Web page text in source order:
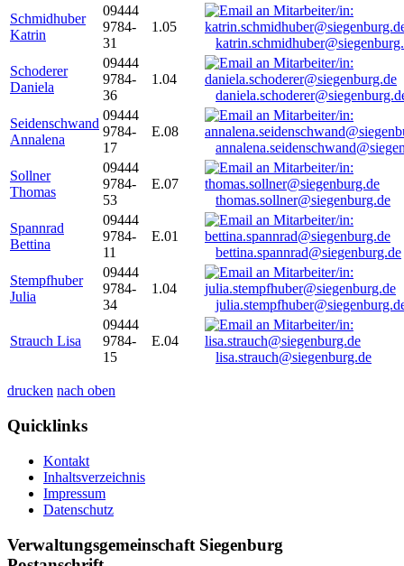
Schmidhuber
Katrin
09444
9784-
31
1.05
Schoderer
Daniela
09444
9784-
36
1.04
Seidenschwand
Annalena
09444
9784-
17
E.08
Sollner
Thomas
09444
9784-
53
E.07
thomas.sollner@siegenburg.de
Spannrad
Bettina
09444
9784-
11
E.01
bettina.spannrad@siegenburg.de
Stempfhuber
Julia
09444
9784-
34
1.04
Strauch Lisa
09444
9784-
15
E.04
lisa.strauch@siegenburg.de
drucken nach oben
Quicklinks
Kontakt
Inhaltsverzeichnis
Impressum
Datenschutz
Verwaltungsgemeinschaft Siegenburg